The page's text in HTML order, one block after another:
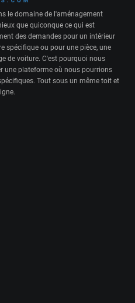
le domaine de l'aménagement
que quiconque ce qui est
des demandes pour un intérieur
spécifique ou pour une pièce, une
de voiture. C'est pourquoi nous
une plateforme où nous pourrions
Tout sous un même toit et